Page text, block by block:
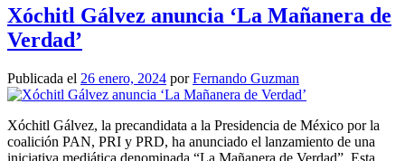
Xóchitl Gálvez anuncia ‘La Mañanera de
Verdad’
Publicada el 26 enero, 2024 porFernando Guzman
Xóchitl Gálvez, la precandidata a la Presidencia de México por la
coalición PAN, PRI y PRD, ha anunciado el lanzamiento de una
iniciativa mediática denominada “La Mañanera de Verdad”. Esta